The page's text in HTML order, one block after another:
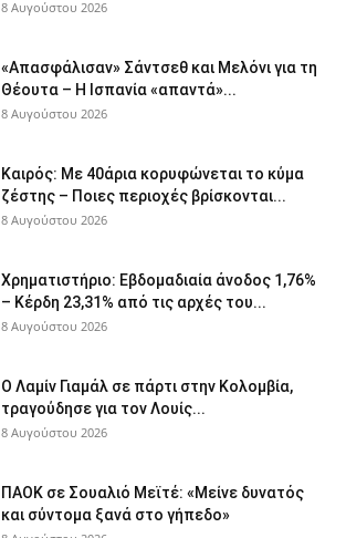
8 Αυγούστου 2026
«Απασφάλισαν» Σάντσεθ και Μελόνι για τη
Θέουτα – Η Ισπανία «απαντά»...
8 Αυγούστου 2026
Καιρός: Με 40άρια κορυφώνεται το κύμα
ζέστης – Ποιες περιοχές βρίσκονται...
8 Αυγούστου 2026
Χρηματιστήριο: Εβδομαδιαία άνοδος 1,76%
– Κέρδη 23,31% από τις αρχές του...
8 Αυγούστου 2026
Ο Λαμίν Γιαμάλ σε πάρτι στην Κολομβία,
τραγούδησε για τον Λουίς...
8 Αυγούστου 2026
ΠΑΟΚ σε Σουαλιό Μεϊτέ: «Μείνε δυνατός
και σύντομα ξανά στο γήπεδο»